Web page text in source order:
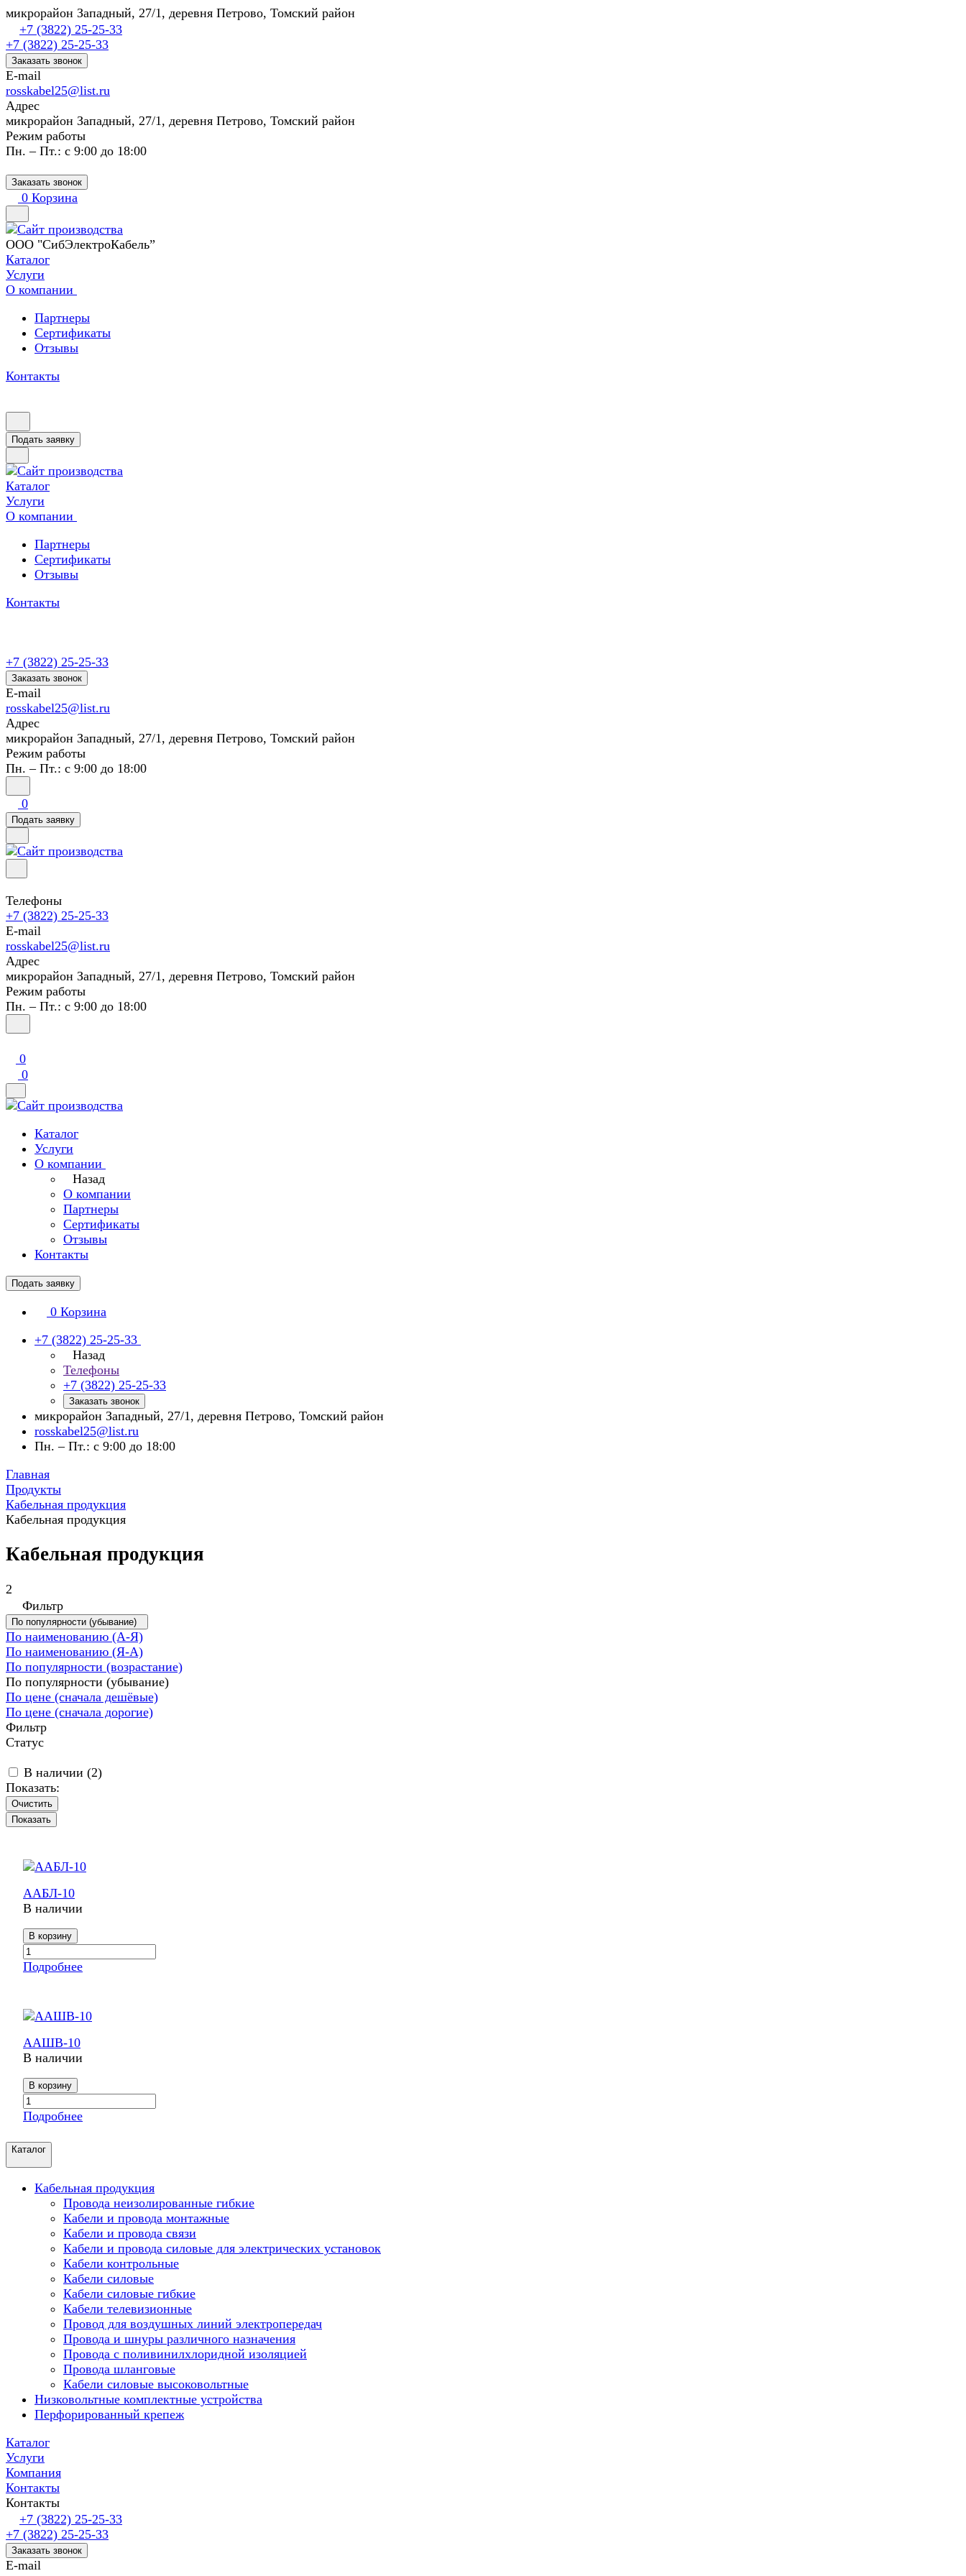
микрорайон Западный, 27/1, деревня Петрово, Томский район
+7 (3822) 25-25-33
+7 (3822) 25-25-33
Заказать звонок
E-mail
rosskabel25@list.ru
Адрес
микрорайон Западный, 27/1, деревня Петрово, Томский район
Режим работы
Пн. – Пт.: с 9:00 до 18:00
Заказать звонок
0 Корзина
ООО "СибЭлектроКабель”
Каталог
Услуги
О компании
Партнеры
Сертификаты
Отзывы
Контакты
Подать заявку
Каталог
Услуги
О компании
Партнеры
Сертификаты
Отзывы
Контакты
+7 (3822) 25-25-33
Заказать звонок
E-mail
rosskabel25@list.ru
Адрес
микрорайон Западный, 27/1, деревня Петрово, Томский район
Режим работы
Пн. – Пт.: с 9:00 до 18:00
0
Подать заявку
Телефоны
+7 (3822) 25-25-33
E-mail
rosskabel25@list.ru
Адрес
микрорайон Западный, 27/1, деревня Петрово, Томский район
Режим работы
Пн. – Пт.: с 9:00 до 18:00
0
0
Каталог
Услуги
О компании
Назад
О компании
Партнеры
Сертификаты
Отзывы
Контакты
Подать заявку
0 Корзина
+7 (3822) 25-25-33
Назад
Телефоны
+7 (3822) 25-25-33
Заказать звонок
микрорайон Западный, 27/1, деревня Петрово, Томский район
rosskabel25@list.ru
Пн. – Пт.: с 9:00 до 18:00
Главная
Продукты
Кабельная продукция
Кабельная продукция
Кабельная продукция
2
Фильтр
По популярности (убывание)
По наименованию (А-Я)
По наименованию (Я-А)
По популярности (возрастание)
По популярности (убывание)
По цене (сначала дешёвые)
По цене (сначала дорогие)
Фильтр
Статус
В наличии (2)
Показать:
Очистить
ААБЛ-10
В наличии
В корзину
Подробнее
ААШВ-10
В наличии
В корзину
Подробнее
Каталог
Кабельная продукция
Провода неизолированные гибкие
Кабели и провода монтажные
Кабели и провода связи
Кабели и провода силовые для электрических установок
Кабели контрольные
Кабели силовые
Кабели силовые гибкие
Кабели телевизионные
Провод для воздушных линий электропередач
Провода и шнуры различного назначения
Провода с поливинилхлоридной изоляцией
Провода шланговые
Кабели силовые высоковольтные
Низковольтные комплектные устройства
Перфорированный крепеж
Каталог
Услуги
Компания
Контакты
Контакты
+7 (3822) 25-25-33
+7 (3822) 25-25-33
Заказать звонок
E-mail